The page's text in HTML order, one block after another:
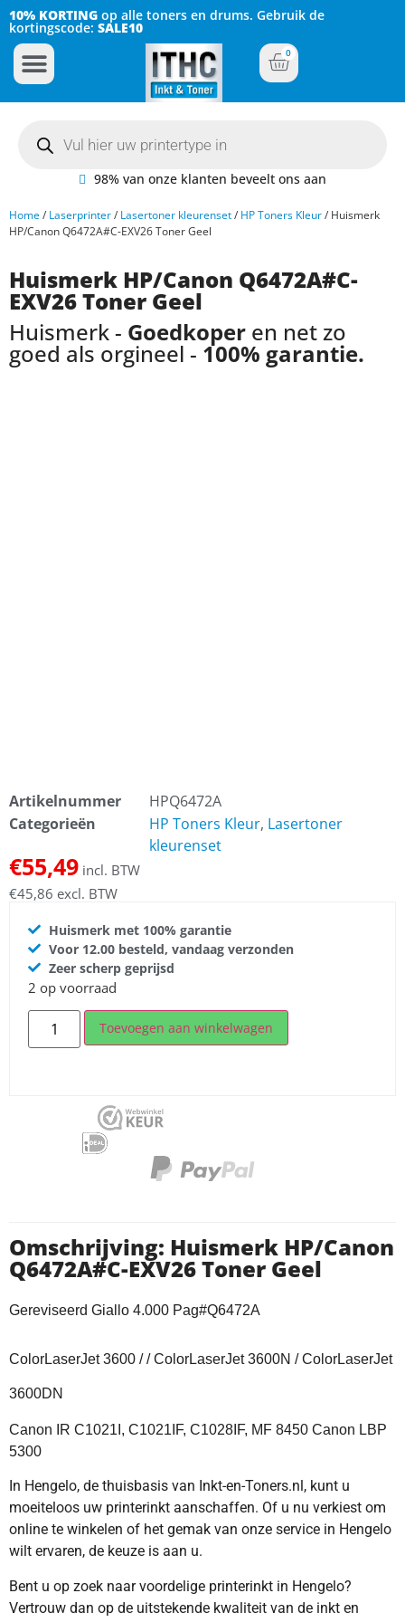
10% KORTING op alle toners en drums. Gebruik de
kortingscode: SALE10
0
98% van onze klanten beveelt ons aan
Home/ Laserprinter/ Lasertoner kleurenset/ HP Toners Kleur/ Huismerk
HP/Canon Q6472A#C-EXV26 Toner Geel
Huismerk HP/Canon Q6472A#C-
EXV26 Toner Geel
Huismerk - Goedkoper en net zo
goed als orgineel - 100% garantie.
Artikelnummer
HPQ6472A
Categorieën
HP Toners Kleur, Lasertoner
kleurenset
€55,49 incl. BTW
€45,86 excl. BTW
Huismerk met 100% garantie
Voor 12.00 besteld, vandaag verzonden
Zeer scherp geprijsd
2 op voorraad
Toevoegen aan winkelwagen
Omschrijving: Huismerk HP/Canon
Q6472A#C-EXV26 Toner Geel
Gereviseerd Giallo 4.000 Pag#Q6472A
ColorLaserJet 3600 / / ColorLaserJet 3600N / ColorLaserJet
3600DN
Canon IR C1021I, C1021IF, C1028IF, MF 8450 Canon LBP
5300
In Hengelo, de thuisbasis van Inkt-en-Toners.nl, kunt u
moeiteloos uw printerinkt aanschaffen. Of u nu verkiest om
online te winkelen of het gemak van onze service in Hengelo
wilt ervaren, de keuze is aan u.
Bent u op zoek naar voordelige printerinkt in Hengelo?
Vertrouw dan op de uitstekende kwaliteit van de inkt en